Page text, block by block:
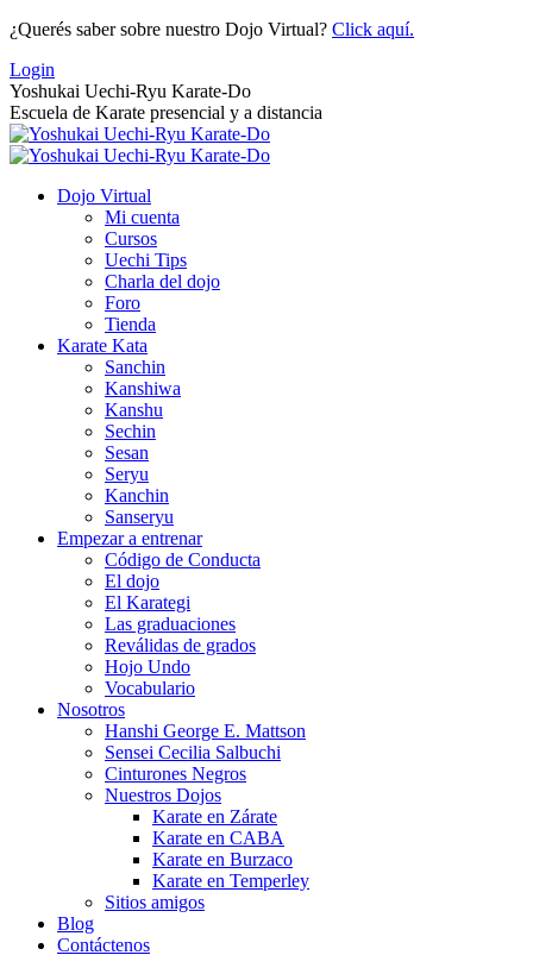
Saltar
contenido
¿Querés saber sobre nuestro Dojo Virtual? Click aquí.
Login
Yoshukai Uechi-Ryu Karate-Do
Escuela de Karate presencial y a distancia
Dojo Virtual
Mi cuenta
Cursos
Uechi Tips
Charla del dojo
Foro
Tienda
Karate Kata
Sanchin
Kanshiwa
Kanshu
Sechin
Sesan
Seryu
Kanchin
Sanseryu
Empezar a entrenar
Código de Conducta
El dojo
El Karategi
Las graduaciones
Reválidas de grados
Hojo Undo
Vocabulario
Nosotros
Hanshi George E. Mattson
Sensei Cecilia Salbuchi
Cinturones Negros
Nuestros Dojos
Karate en Zárate
Karate en CABA
Karate en Burzaco
Karate en Temperley
Sitios amigos
Blog
Contáctenos